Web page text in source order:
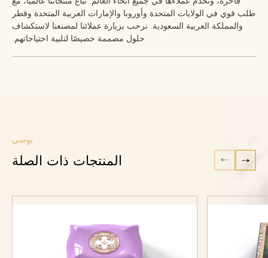
طلب قوي في الولايات المتحدة وأوروبا والإمارات العربية المتحدة وقطر
والمملكة العربية السعودية. نرحب بزيارة عملائنا لمصنعنا لاستكشاف
حلول مصممة خصيصًا لتلبية احتياجاتهم.
يوصي
المنتجات ذات الصلة